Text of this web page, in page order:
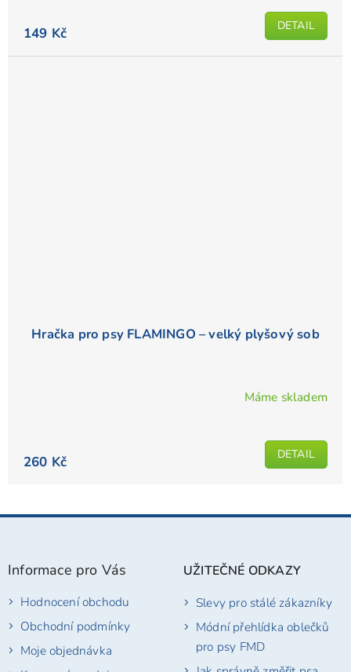
149 Kč DETAIL
Hračka pro psy FLAMINGO – velký plyšový sob
Máme skladem
260 Kč DETAIL
Z
Informace pro Vás
Hodnocení obchodu
Obchodní podmínky
Moje objednávka
UŽITEČNÉ ODKAZY
Slevy pro stálé zákazníky
Módní přehlídka oblečků
pro psy FMD